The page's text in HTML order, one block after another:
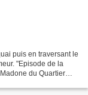
puis en traversant le
"Episode de la